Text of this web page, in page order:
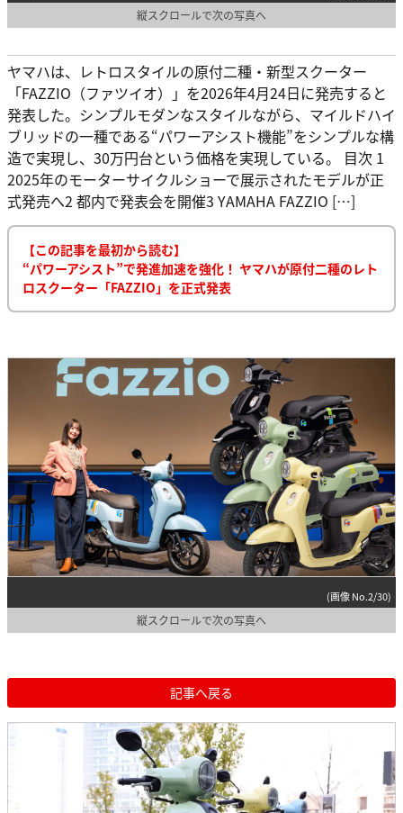
縦スクロールで次の写真へ
ヤマハは、レトロスタイルの原付二種・新型スクーター
「FAZZIO（ファツイオ）」を2026年4月24日に発売すると
発表した。シンプルモダンなスタイルながら、マイルドハイ
ブリッドの一種である“パワーアシスト機能”をシンプルな構
造で実現し、30万円台という価格を実現している。 目次 1
2025年のモーターサイクルショーで展示されたモデルが正
式発売へ2 都内で発表会を開催3 YAMAHA FAZZIO […]
【この記事を最初から読む】
“パワーアシスト”で発進加速を強化！ ヤマハが原付二種のレト
ロスクーター「FAZZIO」を正式発表
(画像 No.2/30)
縦スクロールで次の写真へ
記事へ戻る